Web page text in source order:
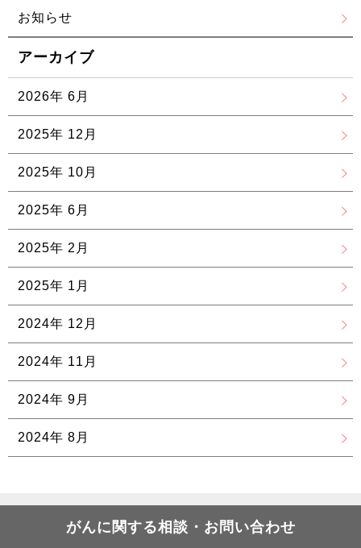
お知らせ
アーカイブ
2026年 6月
2025年 12月
2025年 10月
2025年 6月
2025年 2月
2025年 1月
2024年 12月
2024年 11月
2024年 9月
2024年 8月
がんに関する相談・お問い合わせ